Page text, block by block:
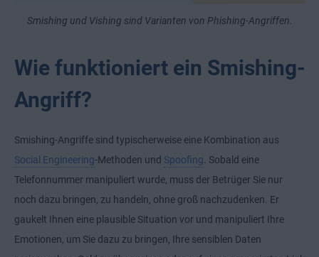
Smishing und Vishing sind Varianten von Phishing-Angriffen.
Wie funktioniert ein Smishing-
Angriff?
Smishing-Angriffe sind typischerweise eine Kombination aus
Social Engineering-Methoden und Spoofing. Sobald eine
Telefonnummer manipuliert wurde, muss der Betrüger Sie nur
noch dazu bringen, zu handeln, ohne groß nachzudenken. Er
gaukelt Ihnen eine plausible Situation vor und manipuliert Ihre
Emotionen, um Sie dazu zu bringen, Ihre sensiblen Daten